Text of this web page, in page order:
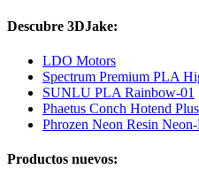
Descubre 3DJake:
LDO Motors
Spectrum Premium PLA
SUNLU PLA Rainbow-01
Phaetus Conch Hotend
Phrozen Neon Resin
Productos nuevos: